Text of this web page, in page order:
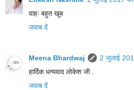
वाहः बहुत खूब
जवाब दें
Meena Bhardwaj
2 जुलाई
हार्दिक धन्यवाद लोकेश जी .
जवाब दें